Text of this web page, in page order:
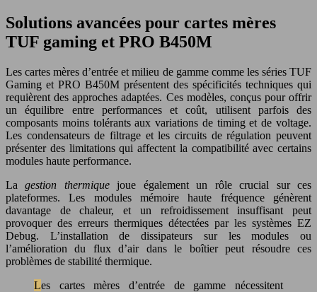
Solutions avancées pour cartes mères
TUF gaming et PRO B450M
Les cartes mères d’entrée et milieu de gamme comme les séries TUF
Gaming et PRO B450M présentent des spécificités techniques qui
requièrent des approches adaptées. Ces modèles, conçus pour offrir
un équilibre entre performances et coût, utilisent parfois des
composants moins tolérants aux variations de timing et de voltage.
Les condensateurs de filtrage et les circuits de régulation peuvent
présenter des limitations qui affectent la compatibilité avec certains
modules haute performance.
Lagestion thermiquejoue également un rôle crucial sur ces
plateformes. Les modules mémoire haute fréquence génèrent
davantage de chaleur, et un refroidissement insuffisant peut
provoquer des erreurs thermiques détectées par les systèmes EZ
Debug. L’installation de dissipateurs sur les modules ou
l’amélioration du flux d’air dans le boîtier peut résoudre ces
problèmes de stabilité thermique.
Les cartes mères d’entrée de gamme nécessitent